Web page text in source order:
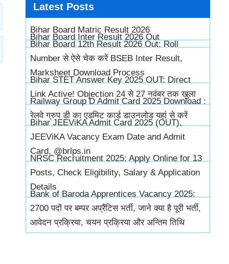
Latest Posts
Bihar Board Matric Result 2026
Bihar Board Inter Result 2026 Out
Bihar Board 12th Result 2026 Out: Roll
Number से ऐसे चेक करें BSEB Inter Result,
Marksheet Download Process
Bihar STET Answer Key 2025 OUT: Direct
Link Active! Objection 24 से 27 नवंबर तक खुला
Railway Group D Admit Card 2025 Download :
रेलवे ग्रुप डी का एडमिट कार्ड डाउनलोड यहां से करें
Bihar JEEViKA Admit Card 2025 (OUT),
JEEViKA Vacancy Exam Date and Admit
Card, @brlps.in
NRSC Recruitment 2025: Apply Online for 13
Posts, Check Eligibility, Salary & Application
Details
Bank of Baroda Apprentices Vacancy 2025:
2700 पदों पर बम्पर अप्रैंटिस भर्ती, जाने क्या है पूरी भर्ती,
आवेदन प्रक्रिया, चयन प्रक्रिया और अन्तिम तिथि